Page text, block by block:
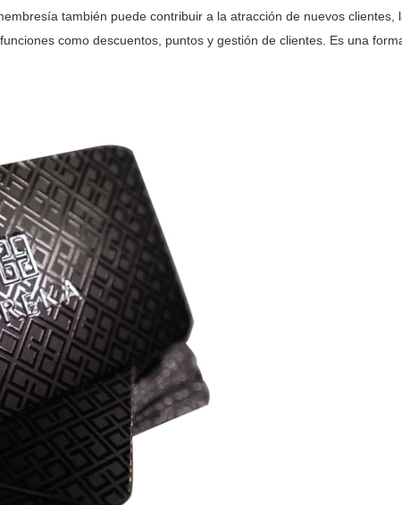
también puede contribuir a la atracción de nuevos clientes,
como descuentos, puntos y gestión de clientes. Es una